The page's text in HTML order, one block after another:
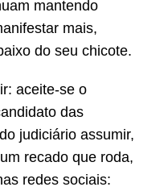
mantendo
mais,
do seu chicote.
aceite-se o
das
judiciário assumir,
recado que roda,
redes sociais: